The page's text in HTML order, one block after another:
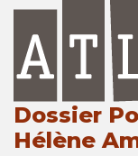
Dossier
Hélène